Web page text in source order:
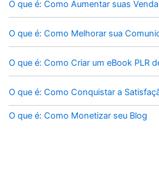
O que é: Como Aumentar suas
O que é: Como Melhorar sua
O que é: Como Criar um eBook PLR
O que é: Como Conquistar a
O que é: Como Monetizar seu Blog